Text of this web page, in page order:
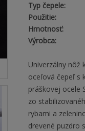
Typ čepele:
Použitie:
Hmotnosť:
Výrobca:
Univerzálny nôž
oceľová čepeľ s
práškovej ocele
zo
rybami a
drevené puzdro